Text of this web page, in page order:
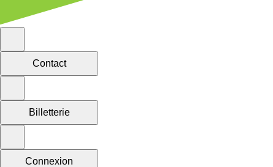
Contact
Billetterie
Connexion